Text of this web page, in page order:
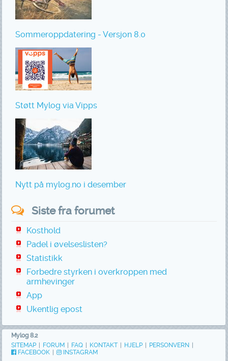
Sommeroppdatering - Versjon 8.0
Støtt Mylog via Vipps
Nytt på mylog.no i desember
Siste fra forumet
Kosthold
Padel i øvelseslisten?
Statistikk
Forbedre styrken i overkroppen med
armhevinger
App
Ukentlig epost
Mylog 8.2
SITEMAP | FORUM | FAQ | KONTAKT | HJELP | PERSONVERN |
FACEBOOK |
INSTAGRAM